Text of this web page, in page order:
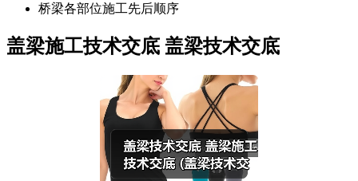
桥梁各部位施工先后顺序
盖梁施工技术交底 盖梁技术交底